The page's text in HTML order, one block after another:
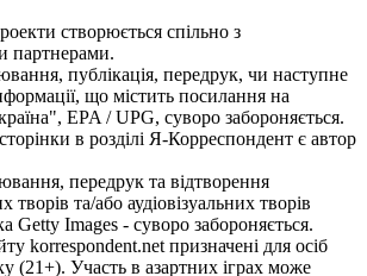
створюється спільно з
партнерами.
публікація, передрук, чи наступне
що містить посилання на
EPA / UPG, суворо забороняється.
в розділі Я-Корреспондент є автор
передрук та відтворення
творів та/або аудіовізуальних творів
Getty Images - суворо забороняється.
korrespondent.net призначені для осіб
(21+). Участь в азартних іграх може